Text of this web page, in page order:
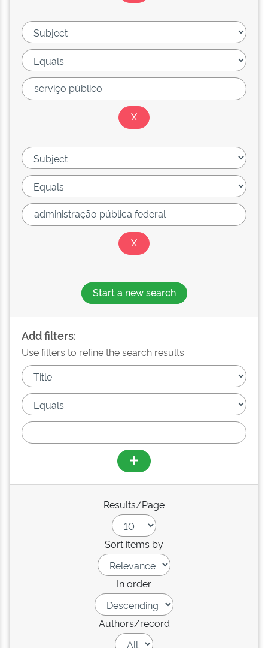
Start a new search
Add filters:
Use filters to refine the search results.
Results/Page
Sort items by
In order
Authors/record